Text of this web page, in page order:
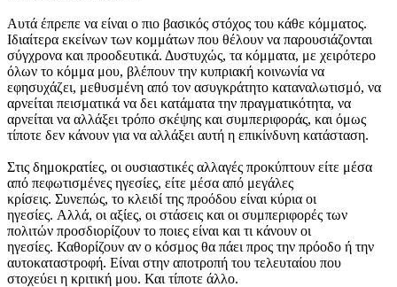
Αυτά έπρεπε να είναι ο πιο βασικός στόχος του κάθε κόμματος.
Ιδιαίτερα εκείνων των κομμάτων που θέλουν να παρουσιάζονται
σύγχρονα και προοδευτικά. Δυστυχώς, τα κόμματα, με χειρότερο
όλων το κόμμα μου, βλέπουν την κυπριακή κοινωνία να
εφησυχάζει, μεθυσμένη από τον ασυγκράτητο καταναλωτισμό, να
αρνείται πεισματικά να δει κατάματα την πραγματικότητα, να
αρνείται να αλλάξει τρόπο σκέψης και συμπεριφοράς, και όμως
τίποτε δεν κάνουν για να αλλάξει αυτή η επικίνδυνη κατάσταση.
Στις δημοκρατίες, οι ουσιαστικές αλλαγές προκύπτουν είτε μέσα
από πεφωτισμένες ηγεσίες, είτε μέσα από μεγάλες
κρίσεις. Συνεπώς, το κλειδί της προόδου είναι κύρια οι
ηγεσίες. Αλλά, οι αξίες, οι στάσεις και οι συμπεριφορές των
πολιτών προσδιορίζουν το ποιες είναι και τι κάνουν οι
ηγεσίες. Καθορίζουν αν ο κόσμος θα πάει προς την πρόοδο ή την
αυτοκαταστροφή. Είναι στην αποτροπή του τελευταίου που
στοχεύει η κριτική μου. Και τίποτε άλλο.